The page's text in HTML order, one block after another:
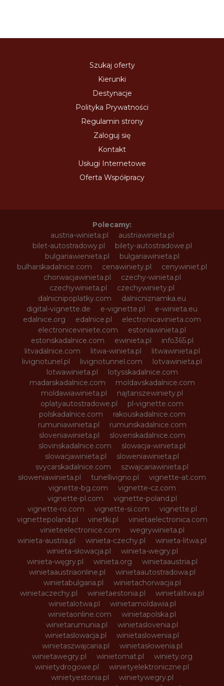
Szukaj oferty
Kierunki
Destynacje
Polityka Prywatności
Regulamin strony
Zaloguj się
Kontakt
Usługi Internetowe
Oferta Współpracy
Polecamy:
austria-winieta.pl
austriawinieta.pl
bilet-autostradowy.pl
bilety-autostradowe.pl
bulgariawienieta.pl
bulgariawinieta.pl
bulharskadalnice.com
cenawiniety.pl
cenywiniet.pl
chorwacjawinieta.pl
czechy-winieta.pl
czechywinieta.pl
czechywiniety.pl
dalnicnipoplatky.com
dalnicniznamka.eu
digital-vignette.de
e-vignette.pl
e-winieta.eu
edalnice.org
edalnice.pl
electronicavinieta.com
electroniceviniete.com
estoniawinieta.pl
estonskadalnice.com
ewinieta.pl
info365.pl
litvadalnice.com
litwa-winieta.pl
litwawinieta.pl
livignotunel.pl
livignotunnel.com
lotvawinieta.pl
lotwawinieta.pl
lotysskadalnice.com
madarskadalnice.com
moldavskadalnice.com
moldawiawinieta.pl
najtanszewiniety.pl
oplatyautostradowe.pl
pl-vignette.com
polskadalnice.com
rakouskadalnice.com
rumuniawinieta.pl
rumunskadalnice.com
sloveniawinieta.pl
slovenskadalnice.com
slovinskadalnice.com
slowacja-winieta.pl
slowacjawinieta.pl
sloweniawinieta.pl
svycarskadalnice.com
szwajcariawinieta.pl
słoweniawinieta.pl
tunellivigno.pl
vignette-at.com
vignette-bg.com
vignette-cz.com
vignette-pl.com
vignette-poland.pl
vignette-ro.com
vignette-si.com
vignette.pl
vignettepoland.pl
vinetki.pl
vinietaelectronica.com
vinieteelectronice.com
wegrywinieta.pl
winieta-austria.pl
winieta-czechy.pl
winieta-litwa.pl
winieta-słowacja.pl
winieta-wegry.pl
winieta-węgry.pl
winieta.org
winietaaustria.pl
winietaaustriaonline.pl
winietaautostradowa.pl
winietabulgaria.pl
winietachorwacja.pl
winietaczechy.pl
winietaestonia.pl
winietalitwa.pl
winietalotwa.pl
winietamoldawia.pl
winietaonline.com
winietapolska.pl
winietarumunia.pl
winietaslovenia.pl
winietaslowacja.pl
winietaslowenia.pl
winietaszwajcaria.pl
winietasłowenia.pl
winietawegry.pl
winietomat.pl
winiety.org
winietydrogowe.pl
winietyelektroniczne.pl
winietyestonia.pl
winietywegry.pl